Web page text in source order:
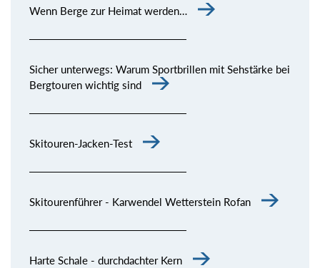
Wenn Berge zur Heimat werden…
Sicher unterwegs: Warum Sportbrillen mit Sehstärke bei
Bergtouren wichtig sind
Skitouren-Jacken-Test
Skitourenführer - Karwendel Wetterstein Rofan
Harte Schale - durchdachter Kern